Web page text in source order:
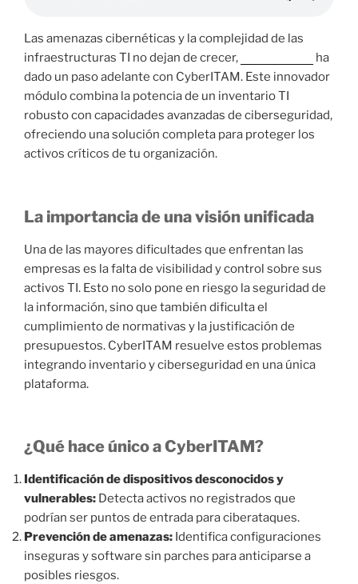
Las amenazas cibernéticas y la complejidad de las
infraestructuras TI no dejan de crecer,
ha
dado un paso adelante con CyberITAM. Este innovador
módulo combina la potencia de un inventario TI
robusto con capacidades avanzadas de ciberseguridad,
ofreciendo una solución completa para proteger los
activos críticos de tu organización.
La importancia de una visión unificada
Una de las mayores dificultades que enfrentan las
empresas es la falta de visibilidad y control sobre sus
activos TI. Esto no solo pone en riesgo la seguridad de
la información, sino que también dificulta el
cumplimiento de normativas y la justificación de
presupuestos. CyberITAM resuelve estos problemas
integrando inventario y ciberseguridad en una única
plataforma.
¿Qué hace único a CyberITAM?
Identificación de dispositivos desconocidos y
vulnerables: Detecta activos no registrados que
podrían ser puntos de entrada para ciberataques.
Prevención de amenazas: Identifica configuraciones
inseguras y software sin parches para anticiparse a
posibles riesgos.